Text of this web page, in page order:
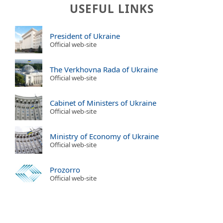
USEFUL LINKS
President of Ukraine
Official web-site
The Verkhovna Rada of Ukraine
Official web-site
Cabinet of Ministers of Ukraine
Official web-site
Ministry of Economy of Ukraine
Official web-site
Prozorro
Official web-site